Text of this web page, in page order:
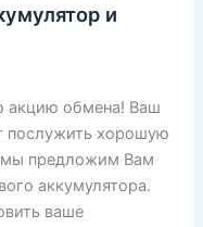
и
акцию обмена! Ваш
послужить хорошую
мы предложим Вам
аккумулятора.
ваше